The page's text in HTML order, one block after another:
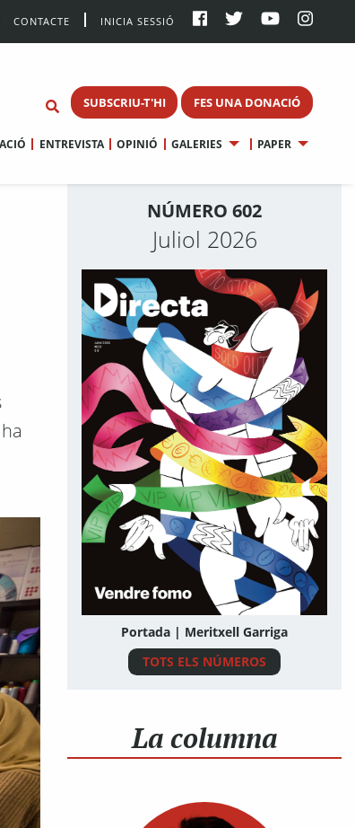
CONTACTE INICIA SESSIÓ
SUBSCRIU-T'HI FES UNA DONACIÓ
ENTREVISTA OPINIÓ GALERIES PAPER
NÚMERO 602
Juliol 2026
Portada | Meritxell Garriga
TOTS ELS NÚMEROS
La columna